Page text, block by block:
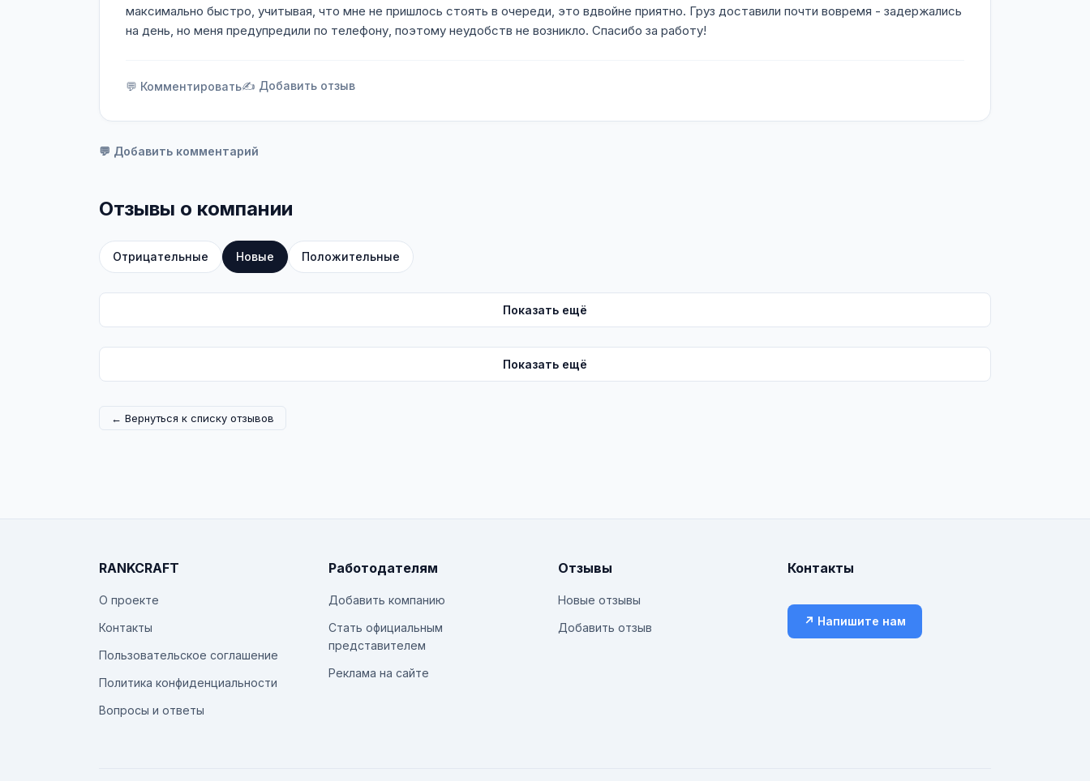
максимально быстро, учитывая, что мне не пришлось стоять в очереди, это вдвойне приятно. Груз доставили почти вовремя - задержались
на день, но меня предупредили по телефону, поэтому неудобств не возникло. Спасибо за работу!
💬 Комментировать✍️ Добавить отзыв
💬 Добавить комментарий
Отзывы о компании
Отрицательные Новые Положительные
Показать ещё
Показать ещё
← Вернуться к списку отзывов
RANKCRAFT
О проекте
Контакты
Пользовательское соглашение
Политика конфиденциальности
Вопросы и ответы
Работодателям
Добавить компанию
Стать официальным
представителем
Реклама на сайте
Отзывы
Новые отзывы
Добавить отзыв
Контакты
↗ Напишите нам